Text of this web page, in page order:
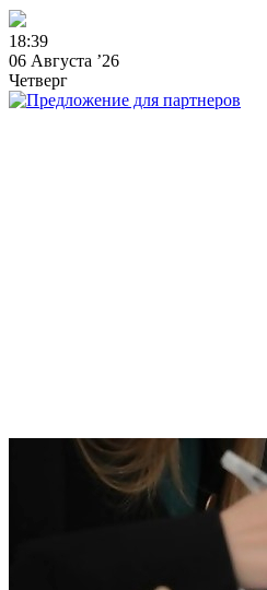
18:39
06 Августа ’26
Четверг